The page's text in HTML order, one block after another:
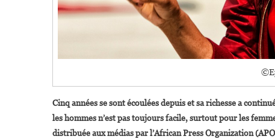
Cinq années se sont écoulées depuis et sa richesse a
les hommes n’est pas toujours facile, surtout pour les
distribuée aux médias par l’African Press Organization